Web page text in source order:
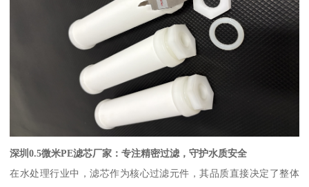
深圳0.5微米PE滤芯厂家：专注精密过滤，守护水质安全
在水处理行业中，滤芯作为核心过滤元件，其品质直接决定了整体